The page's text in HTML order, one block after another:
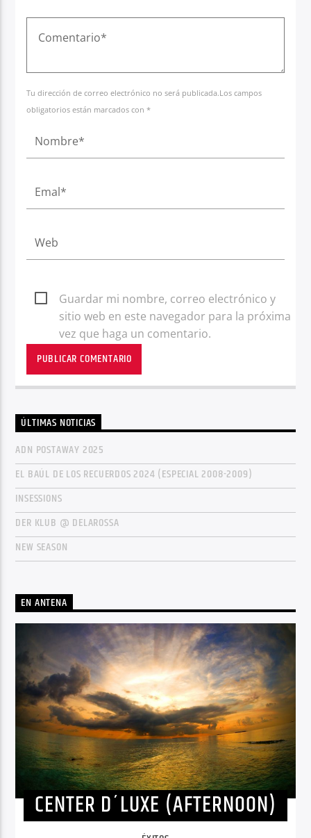
Tu dirección de correo electrónico no será publicada.Los campos
obligatorios están marcados con *
Guardar mi nombre, correo electrónico y
sitio web en este navegador para la próxima
vez que haga un comentario.
ÚLTIMAS NOTICIAS
ADN POSTAWAY 2025
EL BAÚL DE LOS RECUERDOS 2024 (ESPECIAL 2008-2009)
INSESSIONS
DER KLUB @ DELAROSSA
NEW SEASON
EN ANTENA
CENTER D´LUXE (AFTERNOON)